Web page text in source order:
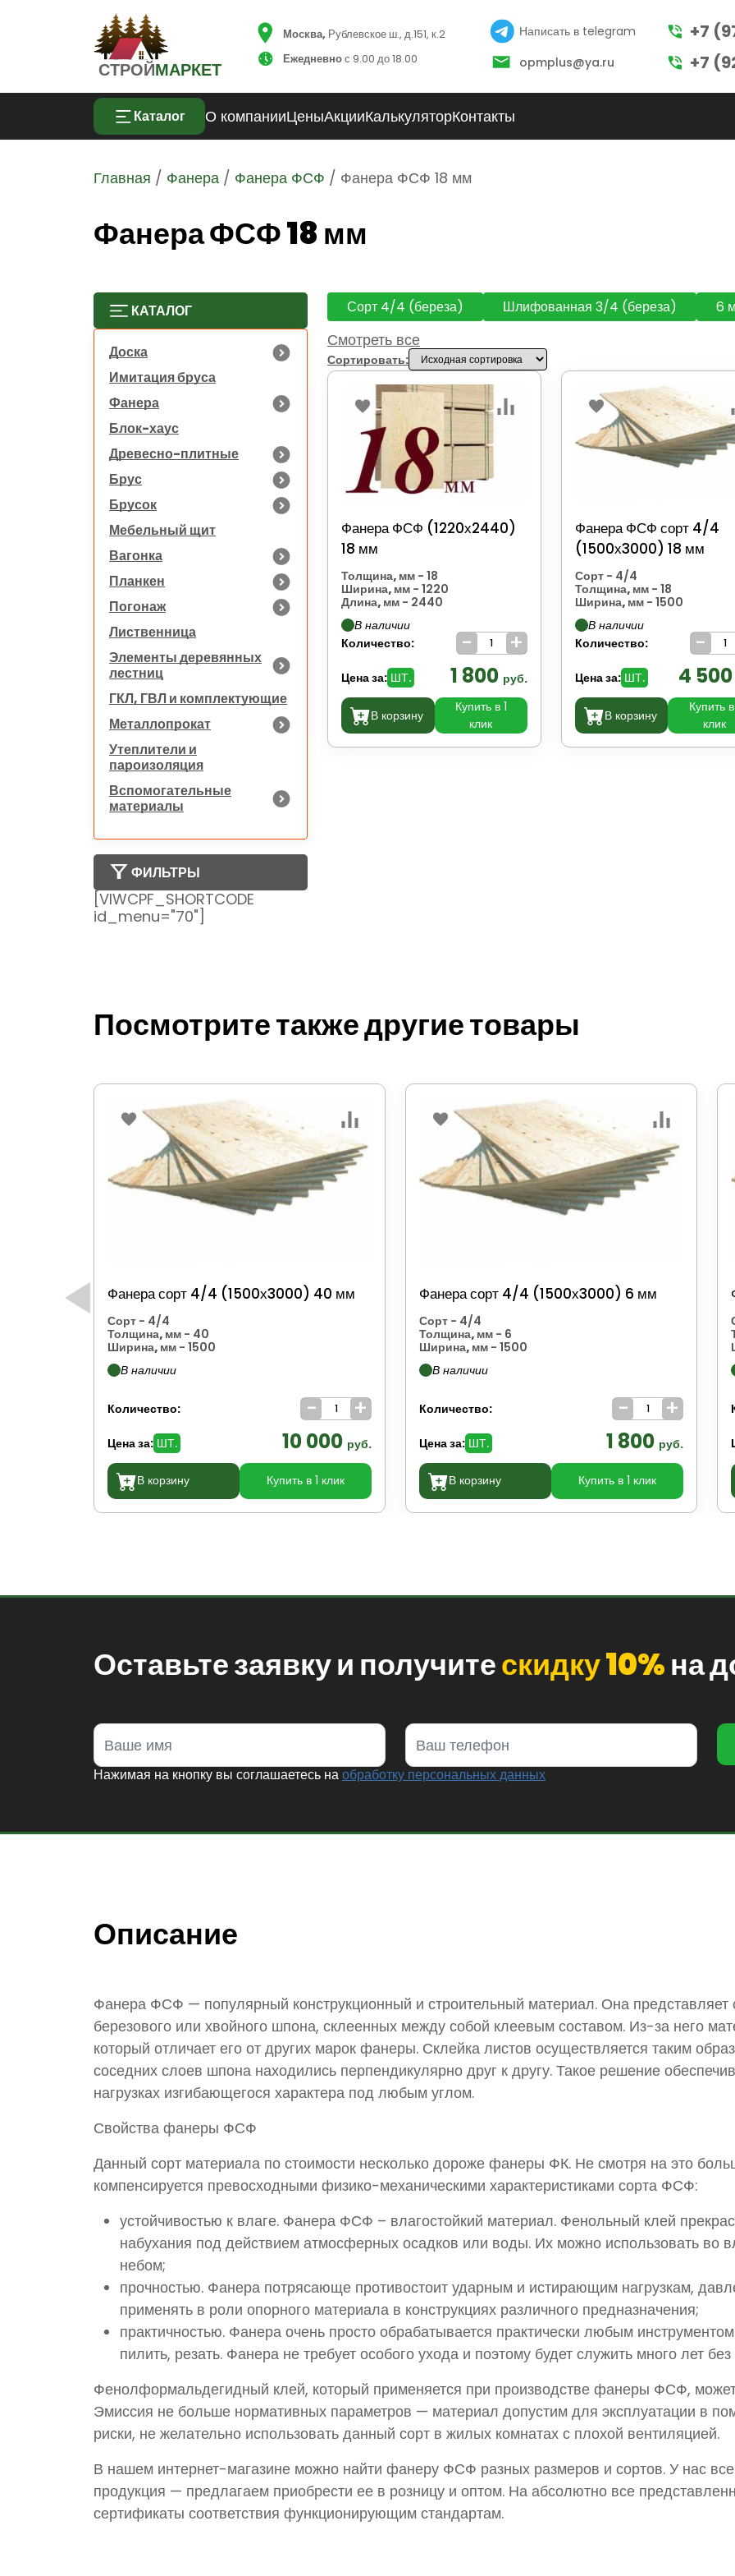
СТРОЙМАРКЕТ
Москва, Рублевское ш., д.151, к.2
Ежедневнос 9.00 до 18.00
Написать в telegram
opmplus@ya.ru
+7
+7
Каталог О компанииЦеныАкцииКалькуляторКонтакты
Главная / Фанера / Фанера ФСФ / Фанера ФСФ 18 мм
Фанера ФСФ 18 мм
КАТАЛОГ
Доска
Имитация бруса
Фанера
Блок-хаус
Древесно-плитные
Брус
Брусок
Мебельный щит
Вагонка
Планкен
Погонаж
Лиственница
Элементы деревянных
лестниц
ГКЛ, ГВЛ и комплектующие
Металлопрокат
Утеплители и
пароизоляция
Вспомогательные
материалы
ФИЛЬТРЫ
[VIWCPF_SHORTCODE
id_menu="70"]
Сорт 4/4 (береза) Шлифованная 3/4 (береза) 6
18 мм
Смотреть все
Сортировать:
Фанера ФСФ (1220х2440)
18 мм
Толщина, мм - 18
Ширина, мм - 1220
Длина, мм - 2440
В наличии
Количество:
- +
Цена за: ШТ. 1 800 руб.
В корзину
Купить в 1
клик
Фанера ФСФ сорт 4/4
(1500х3000) 18 мм
Сорт- 4/4
Толщина, мм- 18
Ширина, мм- 1500
В наличии
Количество:
-
Цена за: ШТ. 4 500
В корзину
Купить в
клик
Посмотрите также другие товары
Фанера сорт 4/4 (1500х3000) 40 мм
Сорт - 4/4
Толщина, мм - 40
Ширина, мм - 1500
В наличии
Количество: - +
Цена за: ШТ. 10 000 руб.
В корзину Купить в 1 клик
Фанера сорт 4/4 (1500х3000) 6 мм
Сорт - 4/4
Толщина, мм - 6
Ширина, мм - 1500
В наличии
Количество: - +
Цена за: ШТ. 1 800 руб.
В корзину Купить в 1 клик
Оставьте заявку и получитескидку 10%на
Нажимая на кнопку вы соглашаетесь наобработку персональных данных
Описание
Фанера ФСФ — популярный конструкционный и строительный материал. Она представляет
березового или хвойного шпона, склеенных между собой клеевым составом. Из-за него
который отличает его от других марок фанеры. Склейка листов осуществляется таким
соседних слоев шпона находились перпендикулярно друг к другу. Такое решение
нагрузках изгибающегося характера под любым углом.
Свойства фанеры ФСФ
Данный сорт материала по стоимости несколько дороже фанеры ФК. Не смотря на это
компенсируется превосходными физико-механическими характеристиками сорта ФСФ:
устойчивостью к влаге. Фанера ФСФ – влагостойкий материал. Фенольный клей
набухания под действием атмосферных осадков или воды. Их можно использовать
небом;
прочностью. Фанера потрясающе противостоит ударным и истирающим нагрузкам,
применять в роли опорного материала в конструкциях различного предназначения;
практичностью. Фанера очень просто обрабатывается практически любым
пилить, резать. Фанера не требует особого ухода и поэтому будет служить много лет
Фенолформальдегидный клей, который применяется при производстве фанеры ФСФ,
Эмиссия не больше нормативных параметров — материал допустим для эксплуатации в
риски, не желательно использовать данный сорт в жилых комнатах с плохой вентиляцией.
В нашем интернет-магазине можно найти фанеру ФСФ разных размеров и сортов. У нас
продукция — предлагаем приобрести ее в розницу и оптом. На абсолютно все
сертификаты соответствия функционирующим стандартам.